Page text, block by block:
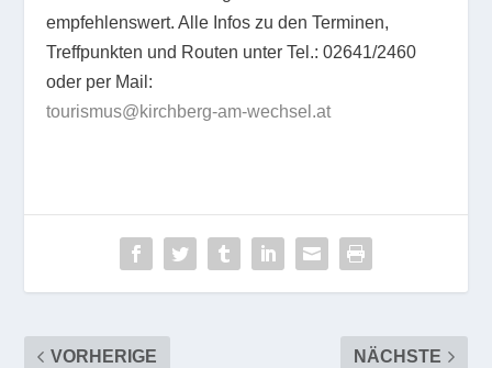
empfehlenswert. Alle Infos zu den Terminen,
Treffpunkten und Routen unter Tel.: 02641/2460
oder per Mail:
tourismus@kirchberg-am-wechsel.at
VORHERIGE NÄCHSTE